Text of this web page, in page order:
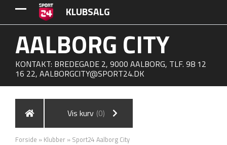
KLUBSALG
AALBORG CITY
KONTAKT: BREDEGADE 2, 9000 AALBORG, TLF. 98 12
16 22, AALBORGCITY@SPORT24.DK
Vis kurv (0)
Forside » Klubber » Sport24 Aalborg City